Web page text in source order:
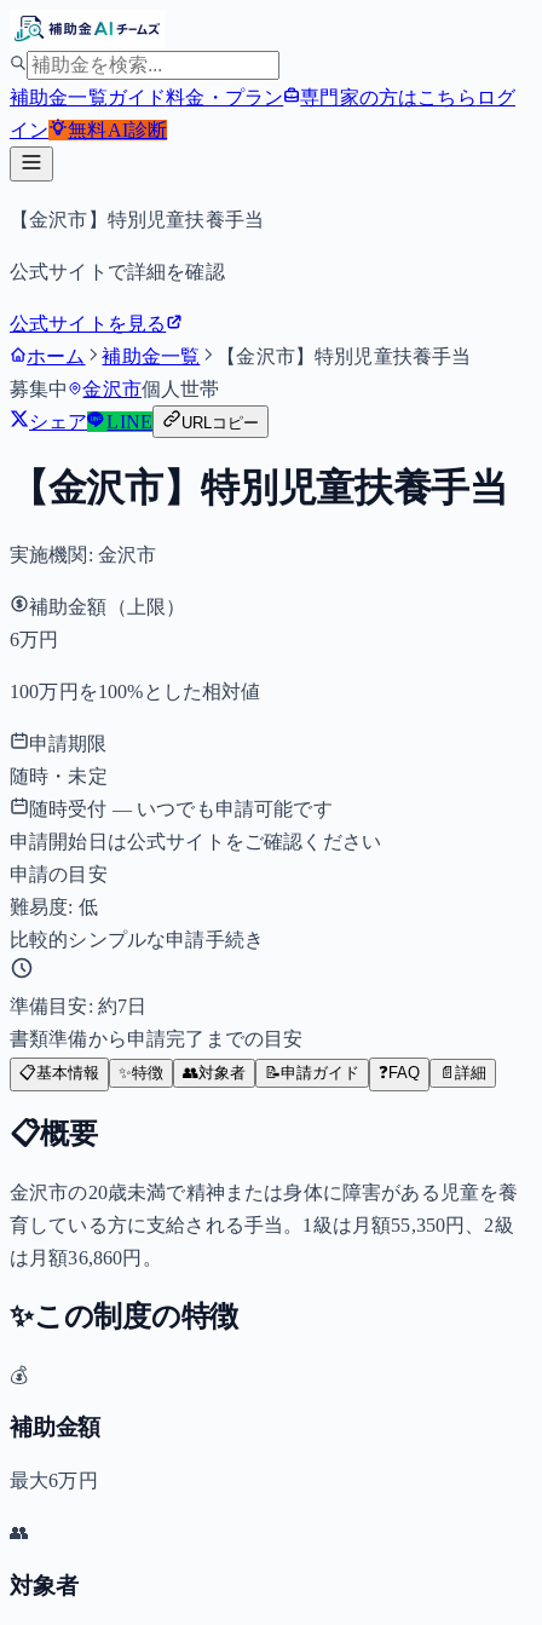
補助金一覧ガイド料金・プラン 専門家の方はこちら ログ
イン
無料AI診断
【金沢市】特別児童扶養手当
公式サイトで詳細を確認
公式サイトを見る
ホーム
補助金一覧
【金沢市】特別児童扶養手当
募集中
金沢市個人世帯
シェア
LINE URLコピー
【金沢市】特別児童扶養手当
実施機関: 金沢市
補助金額（上限）
6万円
100万円を100%とした相対値
申請期限
随時・未定
随時受付 — いつでも申請可能です
申請開始日は公式サイトをご確認ください
申請の目安
難易度: 低
比較的シンプルな申請手続き
準備目安: 約7日
書類準備から申請完了までの目安
📋基本情報 ✨特徴 👥対象者 📝申請ガイド ❓FAQ 📄 詳細
📋概要
金沢市の20歳未満で精神または身体に障害がある児童を養
育している方に支給される手当。1級は月額55,350円、2級
は月額36,860円。
✨この制度の特徴
💰
補助金額
最大6万円
👥
対象者